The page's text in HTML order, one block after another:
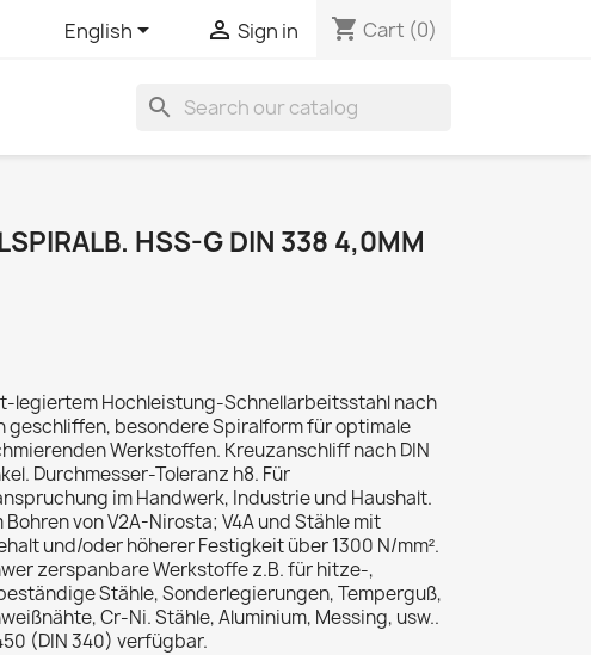
English  Sign in shopping_cart Cart (0)
search
HSS-G DIN 338 4,0MM
legiertem Hochleistung-Schnellarbeitsstahl nach
geschliffen, besondere Spiralform für optimale
Werkstoffen. Kreuzanschliff nach DIN
Durchmesser-Toleranz h8. Für
im Handwerk, Industrie und Haushalt.
von V2A-Nirosta; V4A und Stähle mit
und/oder höherer Festigkeit über 1300 N/mm².
zerspanbare Werkstoffe z.B. für hitze-,
Stähle, Sonderlegierungen, Temperguß,
Cr-Ni. Stähle, Aluminium, Messing, usw..
(DIN 340) verfügbar.